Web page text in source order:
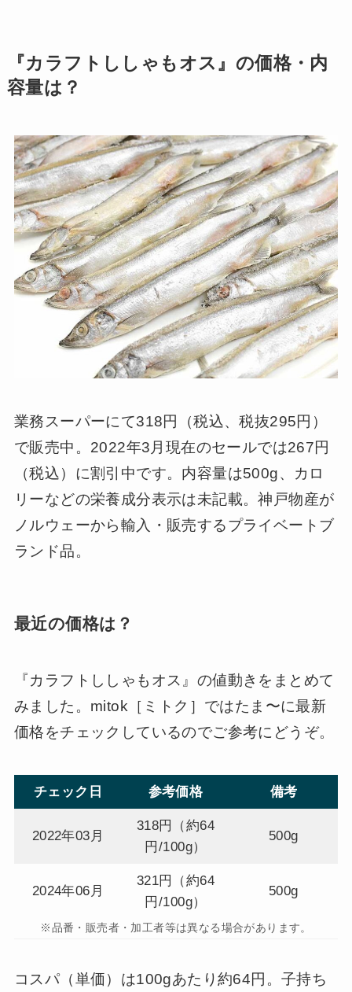
『カラフトししゃもオス』の価格・内
容量は？
業務スーパーにて318円（税込、税抜295円）
で販売中。2022年3月現在のセールでは267円
（税込）に割引中です。内容量は500g、カロ
リーなどの栄養成分表示は未記載。神戸物産が
ノルウェーから輸入・販売するプライベートブ
ランド品。
最近の価格は？
『カラフトししゃもオス』の値動きをまとめて
みました。mitok［ミトク］ではたま〜に最新
価格をチェックしているのでご参考にどうぞ。
チェック日 参考価格 備考
2022年03月
318円（約64
円/100g）
500g
2024年06月
321円（約64
円/100g）
500g
※品番・販売者・加工者等は異なる場合があります。
コスパ（単価）は100gあたり約64円。子持ち